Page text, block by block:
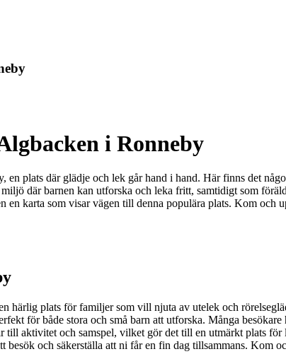
i Ronneby
plats där glädje och lek går hand i hand. Här finns det
där barnen kan utforska och leka fritt, samtidigt som
en karta som visar vägen till denna populära plats. Kom
härlig plats för familjer som vill njuta av utelek och
för både stora och små barn att utforska. Många
till aktivitet och samspel, vilket gör det till en utmärkt plats
besök och säkerställa att ni får en fin dag tillsammans. Kom